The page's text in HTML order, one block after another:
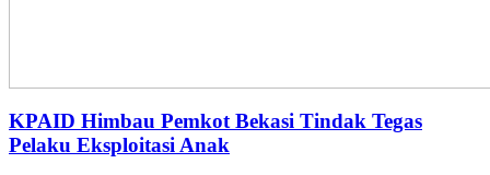
KPAID Himbau Pemkot Bekasi Tindak Tegas
Pelaku Eksploitasi Anak